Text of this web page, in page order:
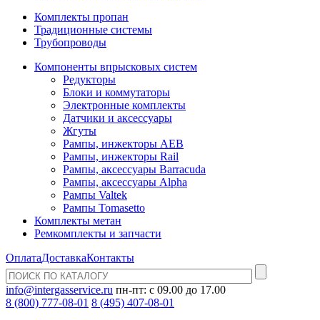
Комплекты пропан
Традиционные системы
Трубопроводы
Компоненты впрысковых систем
Редукторы
Блоки и коммутаторы
Электронные комплекты
Датчики и аксессуары
Жгуты
Рампы, инжекторы AEB
Рампы, инжекторы Rail
Рампы, аксессуары Barracuda
Рампы, аксессуары Alpha
Рампы Valtek
Рампы Tomasetto
Комплекты метан
Ремкомплекты и запчасти
ОплатаДоставкаКонтакты
info@intergasservice.ru пн-пт: с 09.00 до 17.00
8 (800) 777-08-01 8 (495) 407-08-01